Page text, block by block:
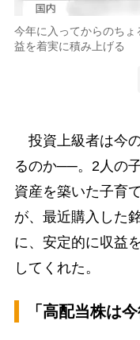
今年に入ってからのちょ
益を着実に積み上げる
投資上級者は今
るのか──。2人の
資産を築いた子育
が、最近購入した
に、安定的に収益
してくれた。
「高配当株は